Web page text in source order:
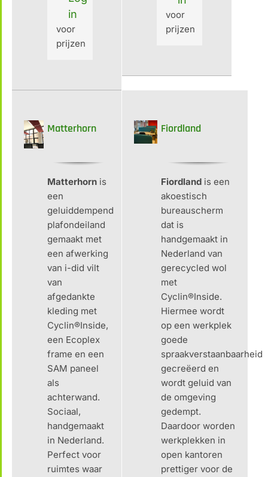
in
voor
prijzen
voor
prijzen
Matterhorn
Matterhorn is
een
geluiddempend
plafondeiland
gemaakt met
een afwerking
van i-did vilt
van
afgedankte
kleding met
Cyclin®Inside,
een Ecoplex
frame en een
SAM paneel
als
achterwand.
Sociaal,
handgemaakt
in Nederland.
Perfect voor
ruimtes waar
Fiordland
Fiordland is een
akoestisch
bureauscherm
dat is
handgemaakt in
Nederland van
gerecycled wol
met
Cyclin®Inside.
Hiermee wordt
op een werkplek
goede
spraakverstaanbaarheid
gecreëerd en
wordt geluid van
de omgeving
gedempt.
Daardoor worden
werkplekken in
open kantoren
prettiger voor de